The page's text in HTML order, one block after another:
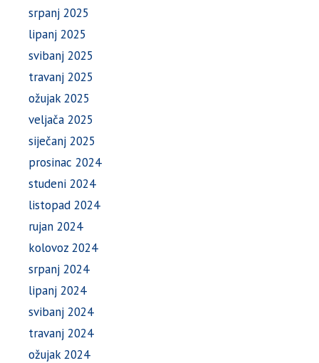
srpanj 2025
lipanj 2025
svibanj 2025
travanj 2025
ožujak 2025
veljača 2025
siječanj 2025
prosinac 2024
studeni 2024
listopad 2024
rujan 2024
kolovoz 2024
srpanj 2024
lipanj 2024
svibanj 2024
travanj 2024
ožujak 2024